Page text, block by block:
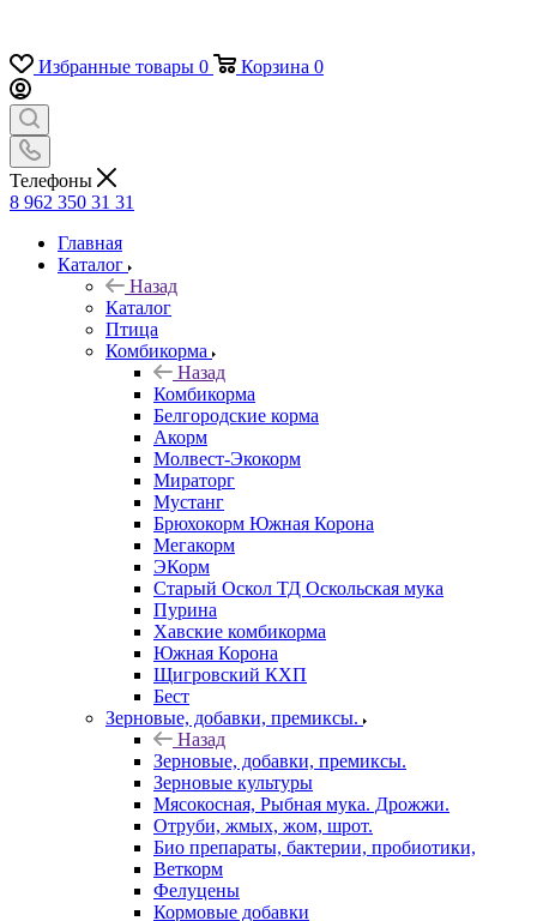
Избранные товары 0 Корзина 0
Телефоны
8 962 350 31 31
Главная
Каталог
Назад
Каталог
Птица
Комбикорма
Назад
Комбикорма
Белгородские корма
Акорм
Молвест-Экокорм
Мираторг
Мустанг
Брюхокорм Южная Корона
Мегакорм
ЭКорм
Старый Оскол ТД Оскольская мука
Пурина
Хавские комбикорма
Южная Корона
Щигровский КХП
Бест
Зерновые, добавки, премиксы.
Назад
Зерновые, добавки, премиксы.
Зерновые культуры
Мясокосная, Рыбная мука. Дрожжи.
Отруби, жмых, жом, шрот.
Био препараты, бактерии, пробиотики,
Веткорм
Фелуцены
Кормовые добавки